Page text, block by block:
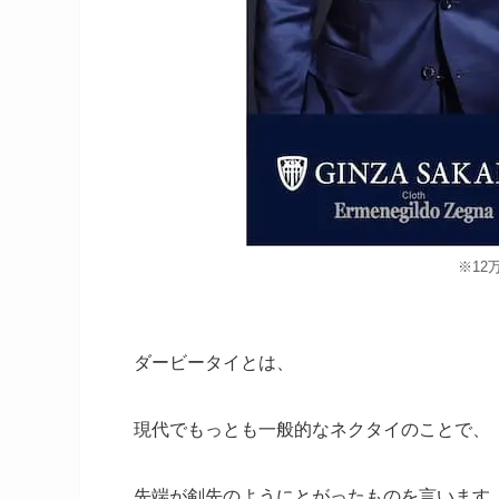
※12
ダービータイとは、
現代でもっとも一般的なネクタイのことで、